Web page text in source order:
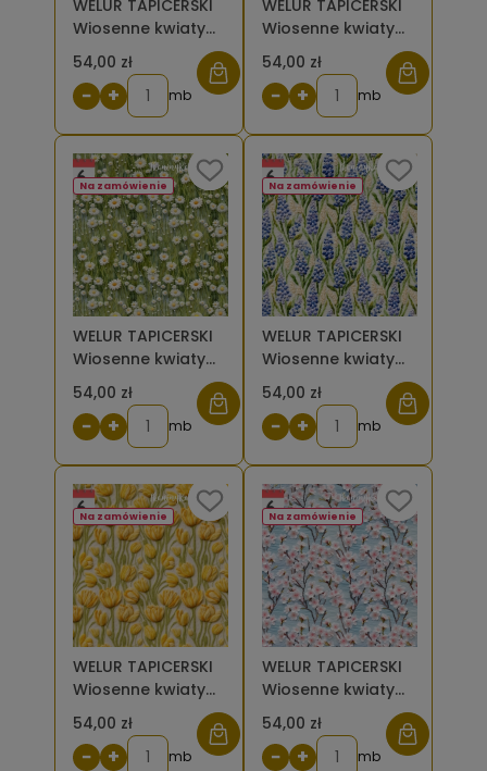
WELUR TAPICERSKI
Wiosenne kwiaty
haft przebiśniegi
[6]
54,00 zł
− + mb
WELUR TAPICERSKI
Wiosenne kwiaty
haft różowe
tulipany [6]
54,00 zł
− + mb
WELUR TAPICERSKI
Wiosenne kwiaty
haft stokrotki [6]
54,00 zł
Na zamówienie
− + mb
WELUR TAPICERSKI
Wiosenne kwiaty
haft szafirki [6]
54,00 zł
Na zamówienie
− + mb
WELUR TAPICERSKI
Wiosenne kwiaty
haft tulipany żółte
[6]
54,00 zł
Na zamówienie
− + mb
WELUR TAPICERSKI
Wiosenne kwiaty
haft wiśni [6]
54,00 zł
Na zamówienie
− + mb